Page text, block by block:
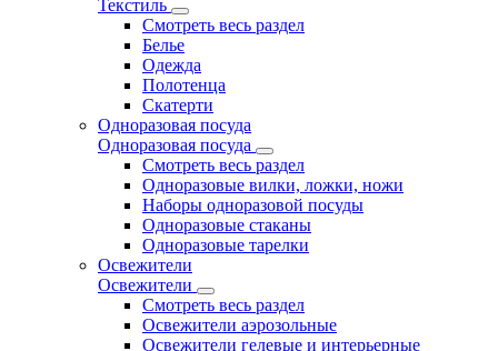
Текстиль
Смотреть весь раздел
Белье
Одежда
Полотенца
Скатерти
Одноразовая посуда
Одноразовая посуда
Смотреть весь раздел
Одноразовые вилки, ложки, ножи
Наборы одноразовой посуды
Одноразовые стаканы
Одноразовые тарелки
Освежители
Освежители
Смотреть весь раздел
Освежители аэрозольные
Освежители гелевые и интерьерные